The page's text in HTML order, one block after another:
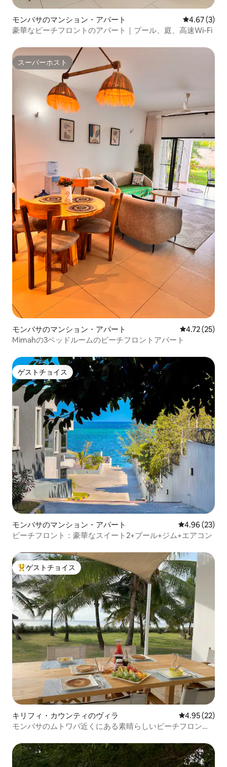
モンバサのマンション・アパート レビュー3
4.67 (3)
豪華なビーチフロントのアパート｜プール、庭、高速Wi-Fi
スーパーホスト
スーパーホスト
モンバサのマンション・アパート レビュー25
4.72 (25)
Mimahの3ベッドルームのビーチフロントアパート
ゲストチョイス
ゲストチョイス
モンバサのマンション・アパート レビュー23
4.96 (23)
ビーチフロント：豪華なスイート2+プール+ジム+エアコン
大好評のゲストチョイスです。
ゲストチョイス
キリフィ・カウンティのヴィラ レビュー22
4.95 (22)
モンバサのムトワパ近くにある素晴らしいビーチフロント